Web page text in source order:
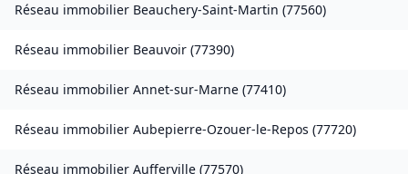
Réseau immobilier Beauchery-Saint-Martin (77560)
Réseau immobilier Beauvoir (77390)
Réseau immobilier Annet-sur-Marne (77410)
Réseau immobilier Aubepierre-Ozouer-le-Repos (77720)
Réseau immobilier Aufferville (77570)